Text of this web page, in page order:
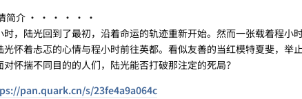
情简介 · · · · · ·
陆光回到了最初，沿着命运的轨迹重新开始。然而一张载着程小
光怀着忐忑的心情与程小时前往英都。看似友善的当红模特夏斐，举
怀揣不同目的的人们，陆光能否打破那注定的死局？
pan.quark.cn/s/23fe4a9a064c